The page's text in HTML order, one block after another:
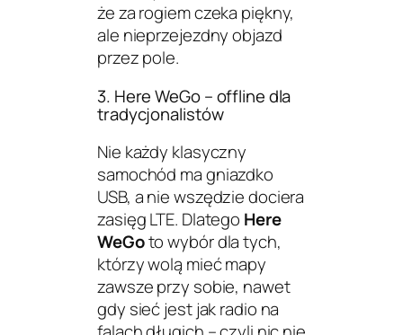
że za rogiem czeka piękny,
ale nieprzejezdny objazd
przez pole.
3. Here WeGo – offline dla
tradycjonalistów
Nie każdy klasyczny
samochód ma gniazdko
USB, a nie wszędzie dociera
zasięg LTE. Dlatego Here
WeGoto wybór dla tych,
którzy wolą mieć mapy
zawsze przy sobie, nawet
gdy sieć jest jak radio na